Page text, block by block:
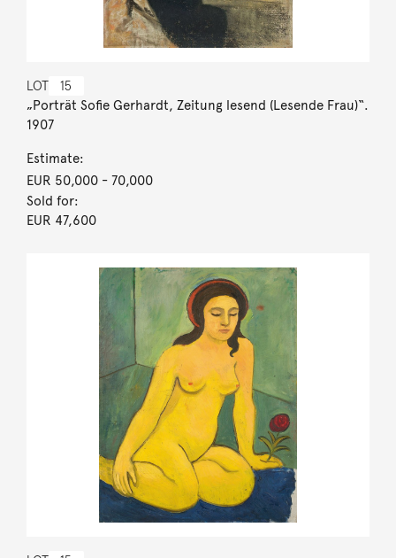
LOT 15
„Porträt Sofie Gerhardt, Zeitung lesend (Lesende Frau)“.
1907
Estimate:
EUR 50,000- 70,000
Sold for:
EUR 47,600